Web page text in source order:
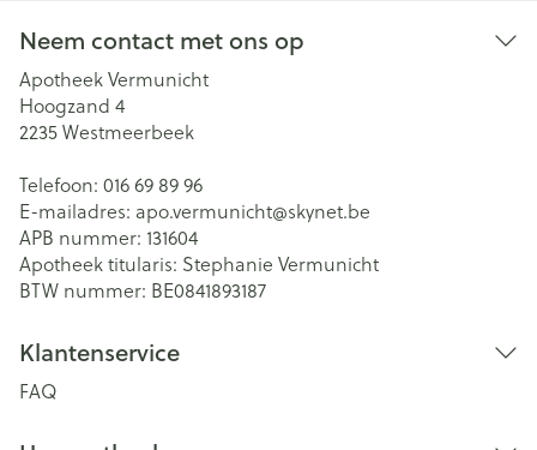
Neem contact met ons op
Apotheek Vermunicht
Hoogzand 4
2235Westmeerbeek
Telefoon: 016 69 89 96
E-mailadres: apo.vermunicht@skynet.be
APB nummer: 131604
Apotheek titularis: Stephanie Vermunicht
BTW nummer: BE0841893187
Klantenservice
FAQ